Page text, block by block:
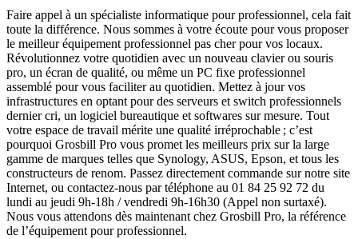
Faire appel à un spécialiste informatique pour professionnel, cela fait
toute la différence. Nous sommes à votre écoute pour vous proposer
le meilleur équipement professionnel pas cher pour vos locaux.
Révolutionnez votre quotidien avec un nouveau clavier ou souris
pro, un écran de qualité, ou même un PC fixe professionnel
assemblé pour vous faciliter au quotidien. Mettez à jour vos
infrastructures en optant pour des serveurs et switch professionnels
dernier cri, un logiciel bureautique et softwares sur mesure. Tout
votre espace de travail mérite une qualité irréprochable ; c’est
pourquoi Grosbill Pro vous promet les meilleurs prix sur la large
gamme de marques telles que Synology, ASUS, Epson, et tous les
constructeurs de renom. Passez directement commande sur notre site
Internet, ou contactez-nous par téléphone au 01 84 25 92 72 du
lundi au jeudi 9h-18h / vendredi 9h-16h30 (Appel non surtaxé).
Nous vous attendons dès maintenant chez Grosbill Pro, la référence
de l’équipement pour professionnel.